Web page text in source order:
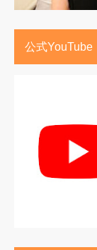
公式YouTube